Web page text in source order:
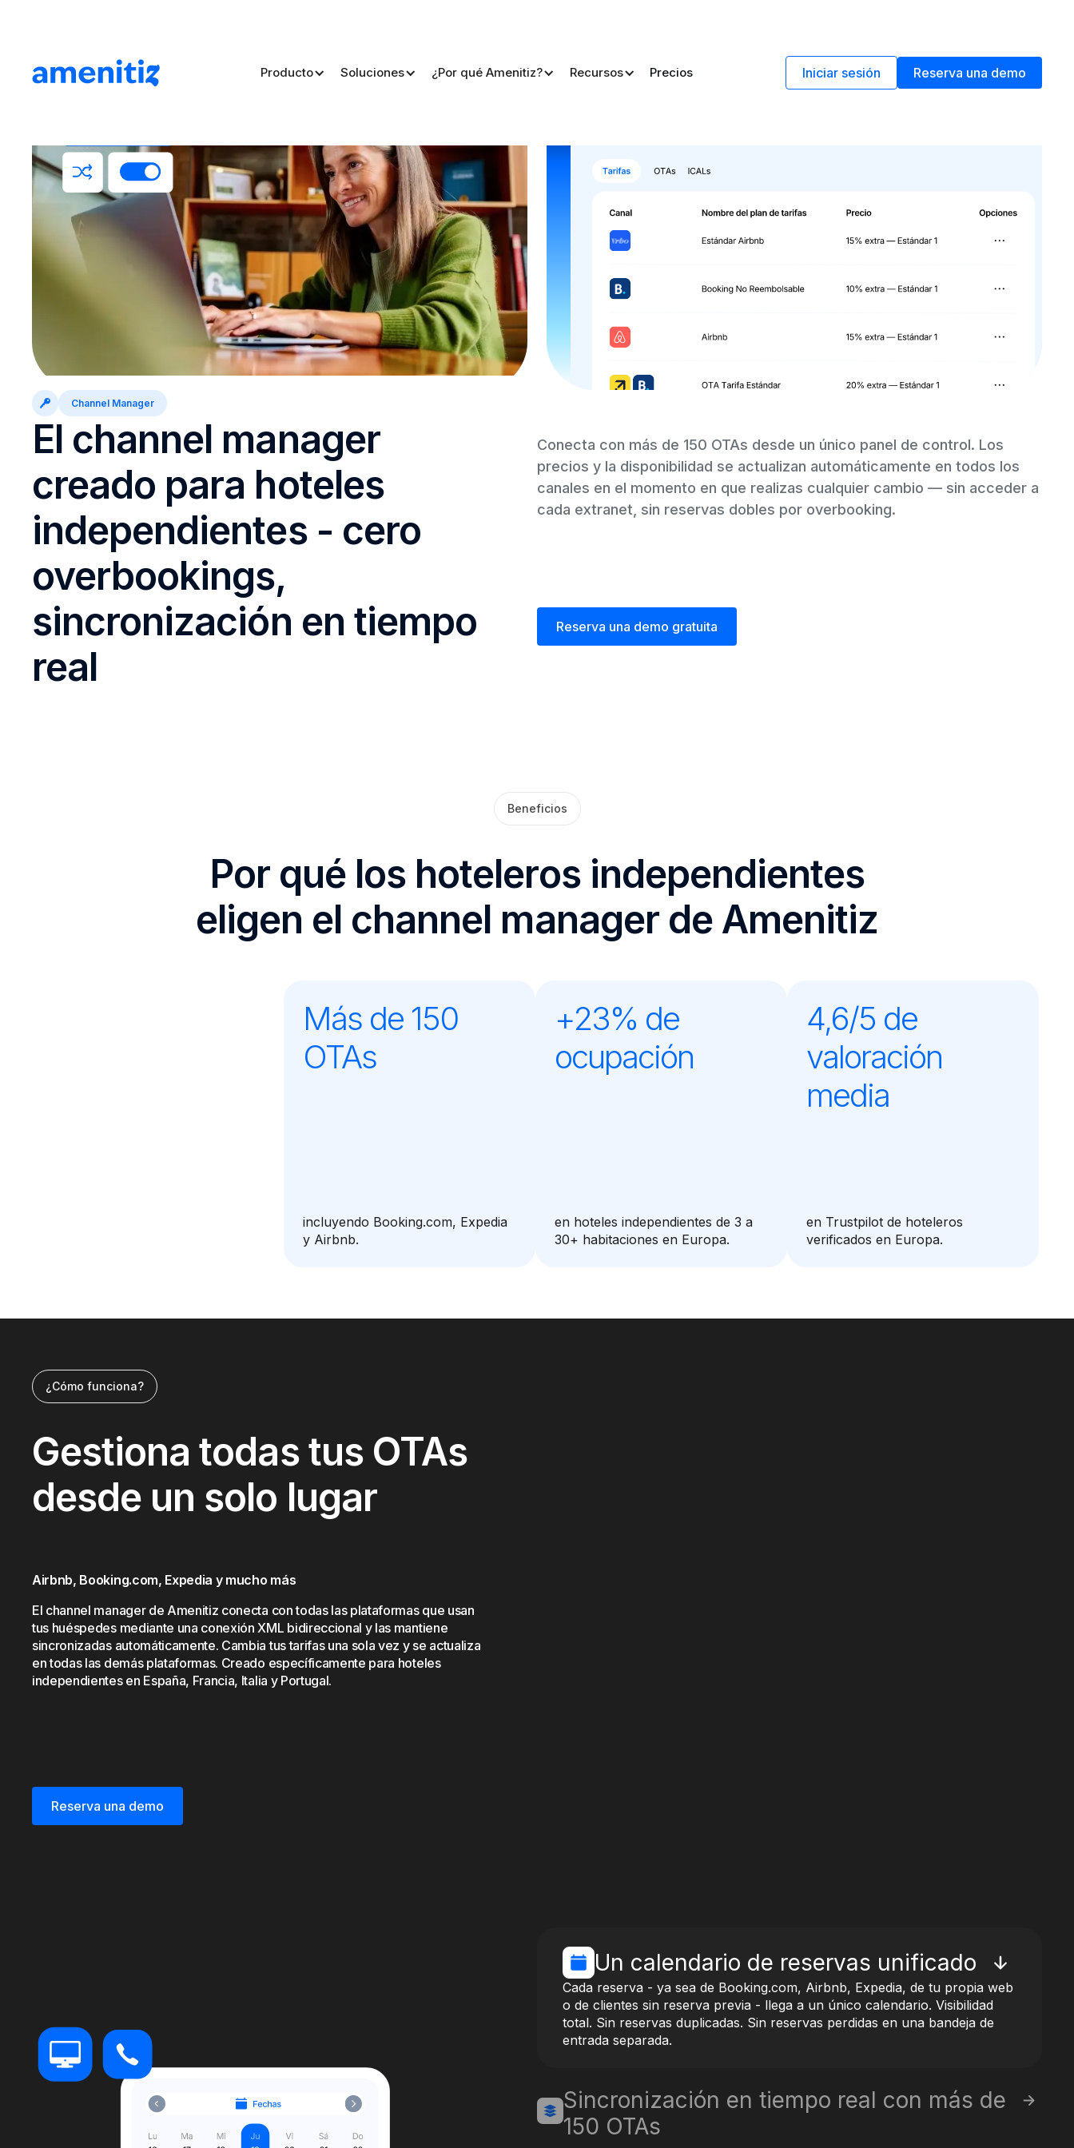
Producto Soluciones ¿Por qué Amenitiz? Recursos Precios Iniciar sesión Reserva una demo
Channel Manager
El channel manager
creado para hoteles
independientes - cero
overbookings,
sincronización en tiempo
real
Conecta con más de 150 OTAs desde un único panel de control. Los
precios y la disponibilidad se actualizan automáticamente en todos los
canales en el momento en que realizas cualquier cambio — sin acceder a
cada extranet, sin reservas dobles por overbooking.
Reserva una demo gratuita
Beneficios
Por qué los hoteleros independientes
eligen el channel manager de Amenitiz
Más de 150
OTAs
incluyendo Booking.com, Expedia
y Airbnb.
+23% de
ocupación
en hoteles independientes de 3 a
30+ habitaciones en Europa.
4,6/5 de
valoración
media
en Trustpilot de hoteleros
verificados en Europa.
¿Cómo funciona?
Gestiona todas tus OTAs
desde un solo lugar
Airbnb, Booking.com, Expedia y mucho más
El channel manager de Amenitiz conecta con todas las plataformas que usan
tus huéspedes mediante una conexión XML bidireccional y las mantiene
sincronizadas automáticamente. Cambia tus tarifas una sola vez y se actualiza
en todas las demás plataformas. Creado específicamente para hoteles
independientes en España, Francia, Italia y Portugal.
Reserva una demo
Un calendario de reservas unificado
Cada reserva - ya sea de Booking.com, Airbnb, Expedia, de tu propia web
o de clientes sin reserva previa - llega a un único calendario. Visibilidad
total. Sin reservas duplicadas. Sin reservas perdidas en una bandeja de
entrada separada.
Sincronización en tiempo real con más de
150 OTAs